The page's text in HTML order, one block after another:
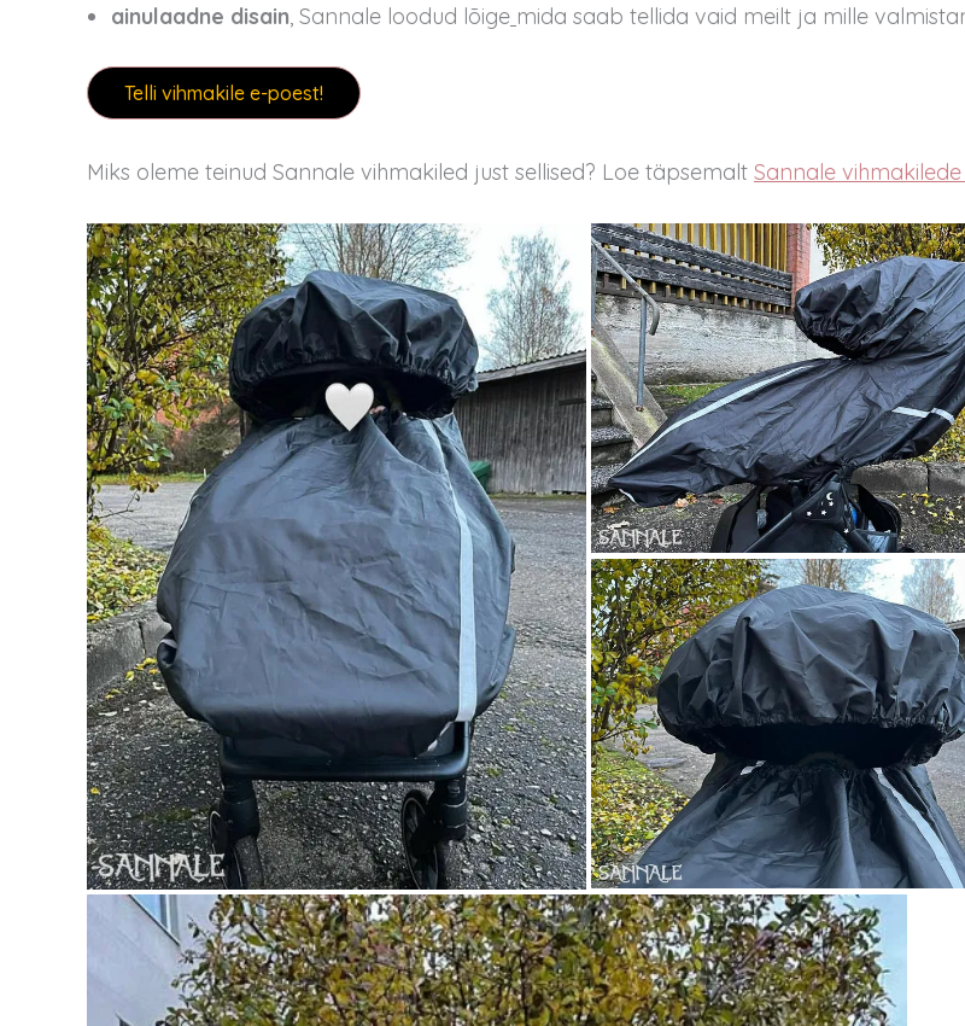
ainulaadne disain, Sannale loodud lõige mida saab tellida vaid meilt ja mille
Telli vihmakile e-poest!
Miks oleme teinud Sannale vihmakiled just sellised? Loe täpsemalt Sannale